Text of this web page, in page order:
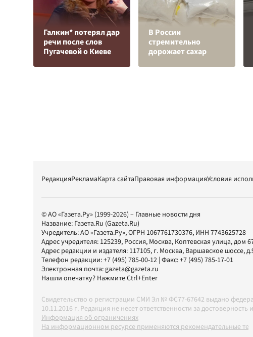
Галкин* потерял дар
речи после слов
Пугачевой о Киеве
В России
стремительно
дорожает сахар
РедакцияРекламаКарта сайтаПравовая информацияУсловия
© АО «Газета.Ру» (1999-2026) – Главные новости дня
Название: Газета.Ru (Gazeta.Ru)
Учредитель:АО «Газета.Ру», ОГРН 1067761730376, ИНН 7743625728
Адрес учредителя: 125239, Россия, Москва, Коптевская улица, дом
Адрес редакции и издателя: 117105, г. Москва, Варшавское шоссе,
Телефон редакции:+7 (495) 785-00-12 | Факс:+7 (495) 785-17-01
Электронная почта:gazeta@gazeta.ru
Нашли опечатку? Нажмите Ctrl+Enter
Свидетельство о регистрации СМИ Эл № ФС77-67642 выдано
10.11.2016 г. Редакция не несет ответственности за
Информация об ограничениях
На информационном ресурсе применяются рекомендательные